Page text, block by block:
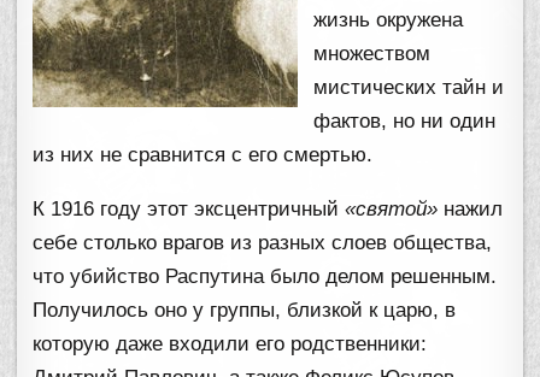
жизнь окружена
множеством
мистических тайн и
фактов, но ни один
из них не сравнится с его смертью.
К 1916 году этот эксцентричный«святой» нажил
себе столько врагов из разных слоев общества,
что убийство Распутина было делом решенным.
Получилось оно у группы, близкой к царю, в
которую даже входили его родственники: